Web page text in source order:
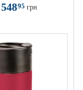
54895 грн